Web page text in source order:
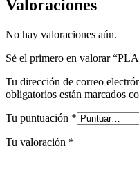
Valoraciones
No hay valoraciones aún.
Sé el primero en valorar
Tu dirección de correo
obligatorios están marcados
Tu puntuación *
Tu valoración *